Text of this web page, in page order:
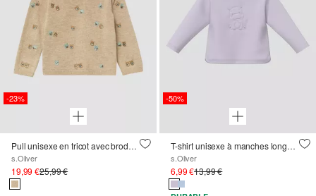
-23%
Pull unisexe en tricot avec broderie d'oursons
s.Oliver
19,99 €25,99 €
-50%
T-shirt unisexe à manches longues avec motif 3D
s.Oliver
6,99 €13,99 €